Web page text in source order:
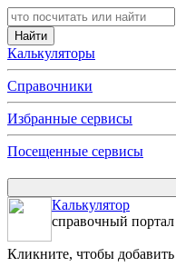
Калькуляторы
Справочники
Избранные сервисы
Посещенные сервисы
Калькулятор
справочный портал
Кликните, чтобы